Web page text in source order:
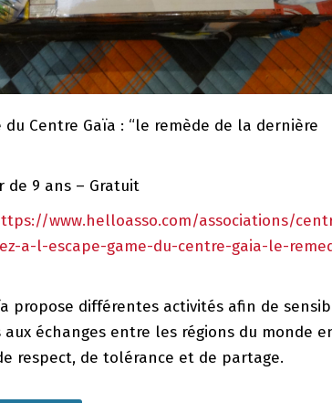
du Centre Gaïa : “le remède de la dernière
9 ans – Gratuit
www.helloasso.com/associations/
a-l-escape-game-du-centre-gaia-le-
propose différentes activités afin de
échanges entre les régions du monde
respect, de tolérance et de partage.